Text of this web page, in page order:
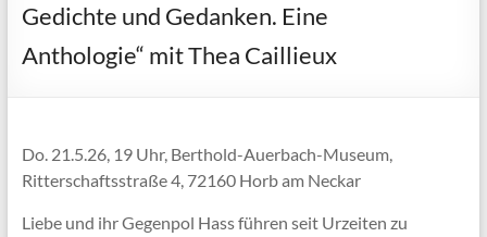
Gedichte und Gedanken. Eine
Anthologie“ mit Thea Caillieux
Do. 21.5.26, 19 Uhr, Berthold-Auerbach-Museum,
Ritterschaftsstraße 4, 72160 Horb am Neckar
Liebe und ihr Gegenpol Hass führen seit Urzeiten zu